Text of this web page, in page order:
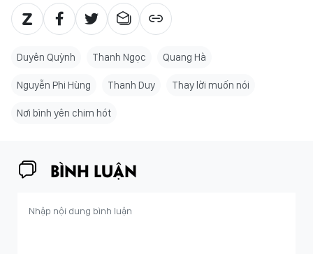
Duyên Quỳnh Thanh Ngọc Quang Hà
Nguyễn Phi Hùng Thanh Duy Thay lời muốn nói
Nơi bình yên chim hót
BÌNH LUẬN